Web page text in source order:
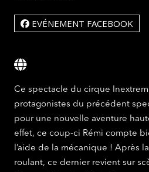
EVÉNEMENT FACEBOOK
Ce spectacle du cirque
protagonistes du précédent
pour une nouvelle aventure
effet, ce coup-ci Rémi compte
l’aide de la mécanique ! Après
roulant, ce dernier revient sur